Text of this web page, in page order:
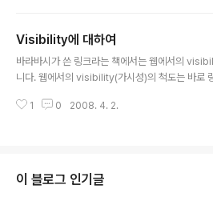
력을 불어넣는 계기가 됩니다. 빅무(Big Moo)라는
요.. 뉴턴이 중력을 발견해서 유명해진 것으로 알
한 것은 미적분과 반사 망원경이라고 합니다. 뉴턴
Visibility에 대하여
바라바시가 쓴 링크라는 책에서는 웹에서의
니다. 웹에서의 visibility(가시성)의 척도는 바로
ty는 매우 중요하죠.. 만약 내 페이지에 대한 링크
죠.. 어떤 분은 그림이나 표가 많은 책을 산다고 합
것보다 하나의 그림이 더 많은 이야기를 해주고 있
1 0 2008. 4. 2.
이 블로그 인기글